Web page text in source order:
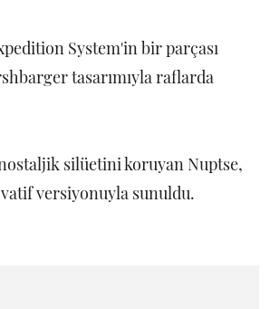
System'in bir parçası
tasarımıyla raflarda
silüetini koruyan Nuptse,
versiyonuyla sunuldu.